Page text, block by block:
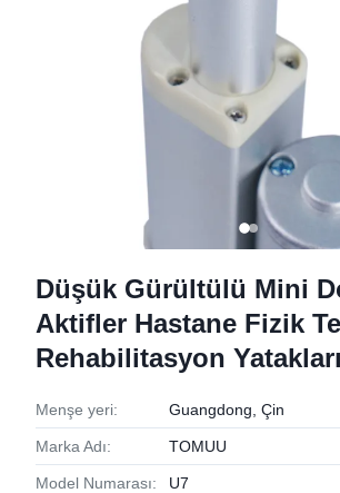
Düşük Gürültülü Mini
Aktifler Hastane Fizik
Rehabilitasyon Yatakları
Menşe yeri: Guangdong, Çin
Marka Adı: TOMUU
Model Numarası: U7